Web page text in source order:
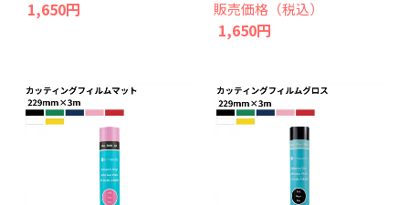
1,650円 販売価格（税込）
1,650円